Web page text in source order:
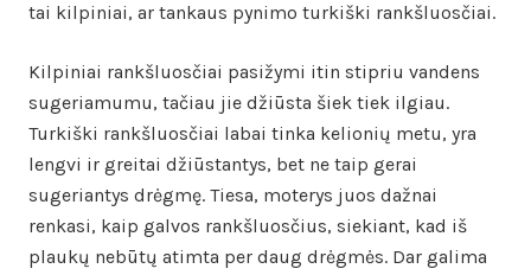
tai kilpiniai, ar tankaus pynimo turkiški rankšluosčiai.
Kilpiniai rankšluosčiai pasižymi itin stipriu vandens
sugeriamumu, tačiau jie džiūsta šiek tiek ilgiau.
Turkiški rankšluosčiai labai tinka kelionių metu, yra
lengvi ir greitai džiūstantys, bet ne taip gerai
sugeriantys drėgmę. Tiesa, moterys juos dažnai
renkasi, kaip galvos rankšluosčius, siekiant, kad iš
plaukų nebūtų atimta per daug drėgmės. Dar galima